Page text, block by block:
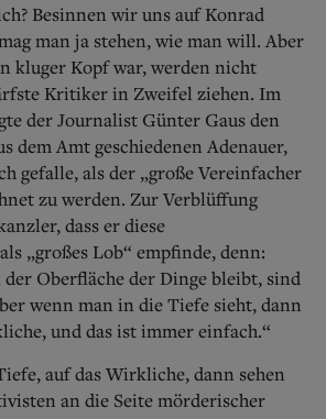
Besinnen wir uns auf Konrad
man ja stehen, wie man will. Aber
kluger Kopf war, werden nicht
Kritiker in Zweifel ziehen. Im
der Journalist Günter Gaus den
dem Amt geschiedenen Adenauer,
gefalle, als der „große Vereinfacher
zu werden. Zur Verblüffung
dass er diese
„großes Lob“ empfinde, denn:
der Oberfläche der Dinge bleibt, sind
wenn man in die Tiefe sieht, dann
und das ist immer einfach.“
auf das Wirkliche, dann sehen
an die Seite mörderischer